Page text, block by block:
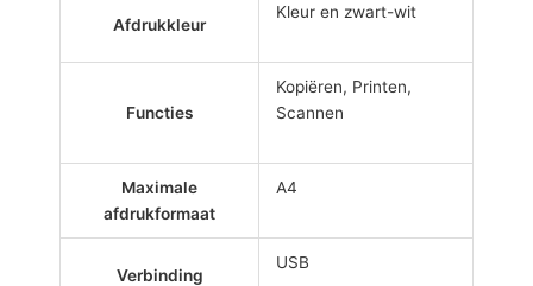
Afdrukkleur
Kleur en zwart-wit
Functies
Kopiëren, Printen,
Scannen
Maximale
afdrukformaat
A4
Verbinding
USB